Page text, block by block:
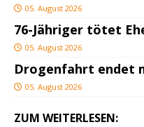
05. August 2026
76-Jähriger tötet
05. August 2026
Drogenfahrt endet
05. August 2026
ZUM WEITERLESEN: